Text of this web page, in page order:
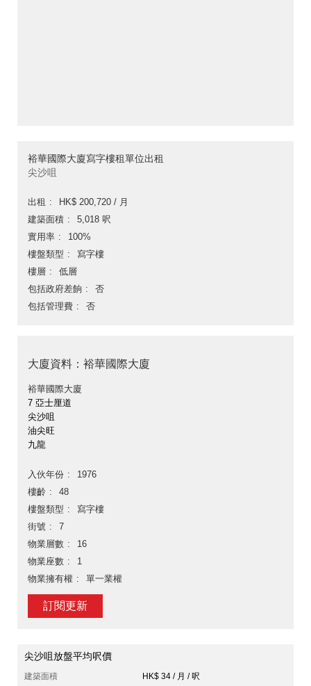
裕華國際大廈寫字樓租單位出租
尖沙咀
出租
HK$ 200,720 / 月
建築面積
5,018 呎
實用率
100%
樓盤類型
寫字樓
樓層
低層
包括政府差餉
否
包括管理費
否
大廈資料：裕華國際大廈
裕華國際大廈
7 亞士厘道
尖沙咀
油尖旺
九龍
入伙年份
1976
樓齡
48
樓盤類型
寫字樓
街號
7
物業層數
16
物業座數
1
物業擁有權
單一業權
訂閱更新
尖沙咀放盤平均呎價
建築面積
HK$ 34 / 月 / 呎